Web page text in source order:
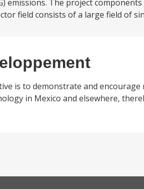
emissions. The project
field consists of a large field of
is to demonstrate and
in Mexico and elsewhere,